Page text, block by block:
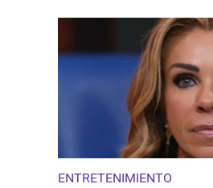
ENTRETENIMIENTO